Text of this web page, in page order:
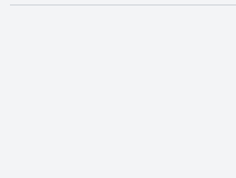
opens in new